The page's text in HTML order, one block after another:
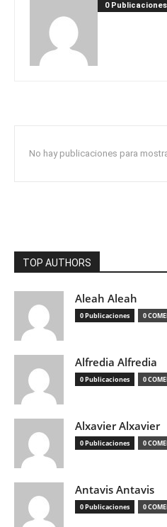
0 Publicaciones
No hay publicaciones para
TOP AUTHORS
Aleah Aleah
0 Publicaciones 0
Alfredia Alfredia
0 Publicaciones 0
Alxavier Alxavier
0 Publicaciones 0
Antavis Antavis
0 Publicaciones 0